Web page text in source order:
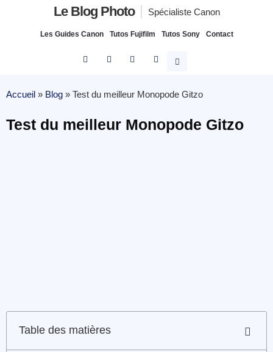
Le Blog Photo Spécialiste Canon
Les Guides Canon Tutos Fujifilm Tutos Sony Contact
Accueil » Blog » Test du meilleur Monopode Gitzo
Test du meilleur Monopode Gitzo
Table des matières